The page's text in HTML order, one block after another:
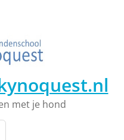
met je hond